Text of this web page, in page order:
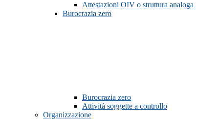
Attestazioni OIV o struttura analoga
Burocrazia zero
Burocrazia zero
Attività soggette a controllo
Organizzazione